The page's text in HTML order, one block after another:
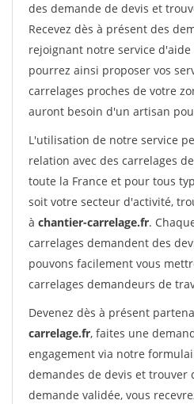
des demande de devis et
Recevez dès à présent des
rejoignant notre service d'aide
pourrez ainsi proposer vos
carrelages proches de votre
auront besoin d'un artisan
L'utilisation de notre service
relation avec des carrelages
toute la France et pour tous
soit votre secteur d'activité,
à chantier-carrelage.fr.
carrelages demandent des
pouvons facilement vous
carrelages demandeurs de
Devenez dès à présent
carrelage.fr, faites une
engagement via notre
demandes de devis et trouver
demande validée, vous